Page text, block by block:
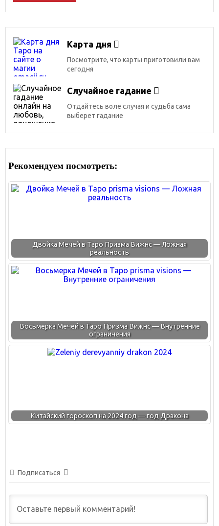
Карта дня
Посмотрите, что карты приготовили вам
сегодня
Случайное гадание
Отдайтесь воле случая и судьба сама
выберет гадание
Рекомендуем посмотреть:
Двойка Мечей в Таро Призма Вижнс — Ложная
реальность
Восьмерка Мечей в Таро Призма Вижнс — Внутренние
ограничения
Китайский гороскоп на 2024 год — год Дракона
Подписаться